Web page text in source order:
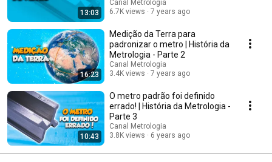
13:03
Canal Metrologia
6.7K views
7 years ago
16:23
Medição da Terra para
padronizar o metro | História da
Metrologia - Parte 2
Canal Metrologia
3.4K views
7 years ago
10:43
O metro padrão foi definido
errado! | História da Metrologia -
Parte 3
Canal Metrologia
3.8K views
6 years ago